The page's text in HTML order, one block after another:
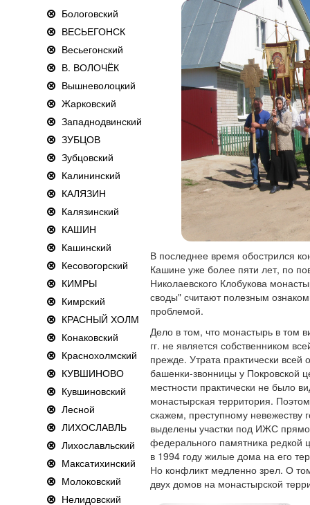
Бологовский
ВЕСЬЕГОНСК
Весьегонский
В. ВОЛОЧЁК
Вышневолоцкий
Жарковский
Западнодвинский
ЗУБЦОВ
Зубцовский
Калининский
КАЛЯЗИН
Калязинский
КАШИН
Кашинский
Кесовогорский
КИМРЫ
Кимрский
КРАСНЫЙ ХОЛМ
Конаковский
Краснохолмский
КУВШИНОВО
Кувшиновский
Лесной
ЛИХОСЛАВЛЬ
Лихославльский
Максатихинский
Молоковский
Нелидовский
В последнее время обострился
Кашине уже более пяти лет, по
Николаевского Клобукова
своды" считают полезным
проблемой.
Дело в том, что монастырь в том
гг. не является собственником
прежде. Утрата практически
башенки-звонницы у Покровской
местности практически не было
монастырская территория.
скажем, преступному невежеству
выделены участки под ИЖС
федерального памятника редкой
в 1994 году жилые дома на его
Но конфликт медленно зрел. О
двух домов на монастырской